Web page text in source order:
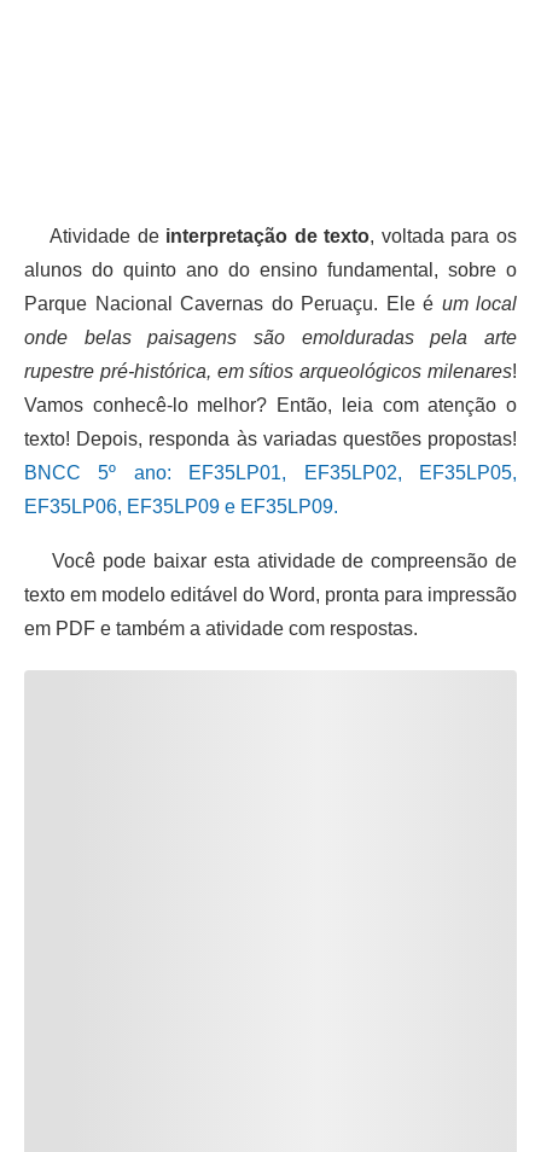
Atividade de interpretação de texto, voltada para os
alunos do quinto ano do ensino fundamental, sobre o
Parque Nacional Cavernas do Peruaçu. Ele é um local
onde belas paisagens são emolduradas pela arte
rupestre pré-histórica, em sítios arqueológicos milenares!
Vamos conhecê-lo melhor? Então, leia com atenção o
texto! Depois, responda às variadas questões propostas!
BNCC 5º ano: EF35LP01, EF35LP02, EF35LP05,
EF35LP06, EF35LP09 e EF35LP09.
Você pode baixar esta atividade de compreensão de
texto em modelo editável do Word, pronta para impressão
em PDF e também a atividade com respostas.